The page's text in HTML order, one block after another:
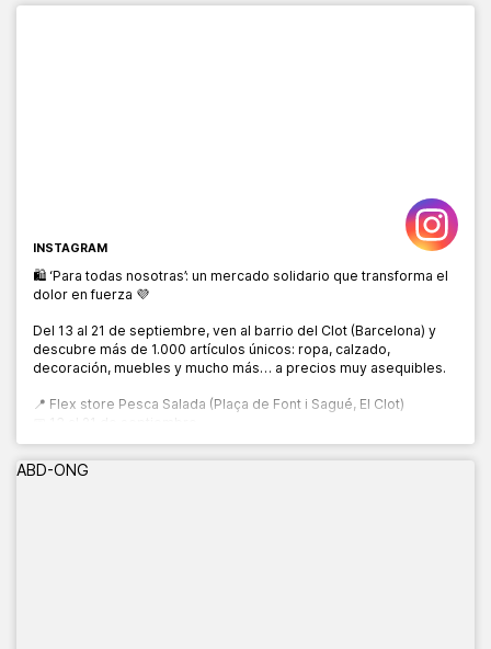
INSTAGRAM
🛍️ ‘Para todas nosotras’: un mercado solidario que transforma el
dolor en fuerza 💜
Del 13 al 21 de septiembre, ven al barrio del Clot (Barcelona) y
descubre más de 1.000 artículos únicos: ropa, calzado,
decoración, muebles y mucho más… a precios muy asequibles.
📍 Flex store Pesca Salada (Plaça de Font i Sagué, El Clot)
🕙 10:00 a 20:00 h
ABD-ONG